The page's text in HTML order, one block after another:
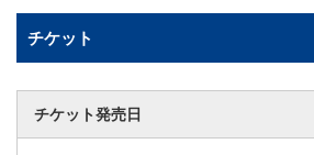
チケット
チケット発売日